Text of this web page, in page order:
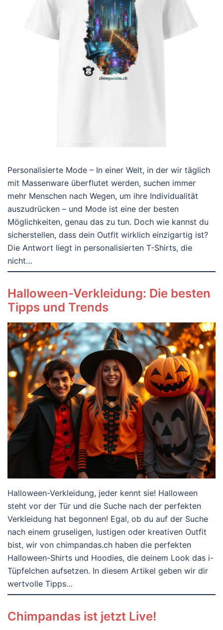
Personalisierte Mode – In einer Welt, in der wir täglich
mit Massenware überflutet werden, suchen immer
mehr Menschen nach Wegen, um ihre Individualität
auszudrücken – und Mode ist eine der besten
Möglichkeiten, genau das zu tun. Doch wie kannst du
sicherstellen, dass dein Outfit wirklich einzigartig ist?
Die Antwort liegt in personalisierten T-Shirts, die
nicht…
Halloween-Verkleidung: Die besten
Tipps und Trends
Halloween-Verkleidung, jeder kennt sie! Halloween
steht vor der Tür und die Suche nach der perfekten
Verkleidung hat begonnen! Egal, ob du auf der Suche
nach einem gruseligen, lustigen oder kreativen Outfit
bist, wir von chimpandas.ch haben die perfekten
Halloween-Shirts und Hoodies, die deinem Look das i-
Tüpfelchen aufsetzen. In diesem Artikel geben wir dir
wertvolle Tipps…
Chimpandas ist jetzt Live!